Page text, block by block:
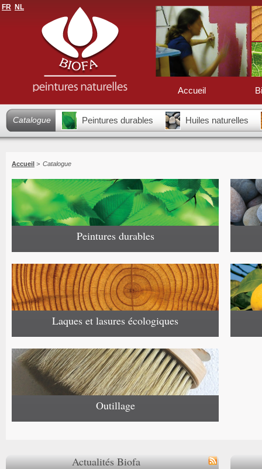
FR NL
Accueil
Catalogue Peintures durables Huiles naturelles
Accueil > Catalogue
Peintures durables
Laques et lasures écologiques
Outillage
Actualités Biofa